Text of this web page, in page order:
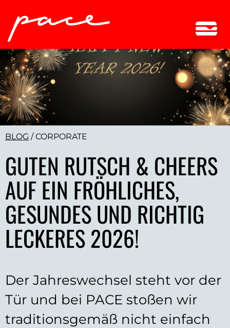
BLOG /CORPORATE
GUTEN RUTSCH & CHEERS
AUF EIN FRÖHLICHES,
GESUNDES UND RICHTIG
LECKERES 2026!
Der Jahreswechsel steht vor der
Tür und bei PACE stoßen wir
traditionsgemäß nicht einfach